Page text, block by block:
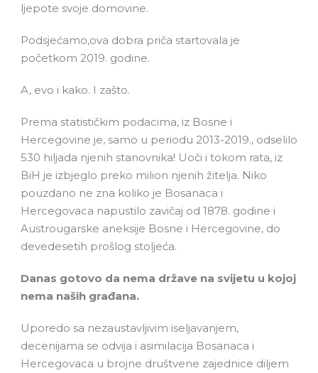
ljepote svoje domovine.
Podsjećamo,ova dobra priča startovala je
početkom 2019. godine.
A, evo i kako. I zašto.
Prema statističkim podacima, iz Bosne i
Hercegovine je, samo u periodu 2013-2019., odselilo
530 hiljada njenih stanovnika! Uoči i tokom rata, iz
BiH je izbjeglo preko milion njenih žitelja. Niko
pouzdano ne zna koliko je Bosanaca i
Hercegovaca napustilo zavičaj od 1878. godine i
Austrougarske aneksije Bosne i Hercegovine, do
devedesetih prošlog stoljeća.
Danas gotovo da nema države na svijetu u kojoj
nema naših građana.
Uporedo sa nezaustavljivim iseljavanjem,
decenijama se odvija i asimilacija Bosanaca i
Hercegovaca u brojne društvene zajednice diljem